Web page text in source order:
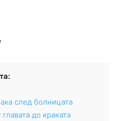
след болницата
до краката